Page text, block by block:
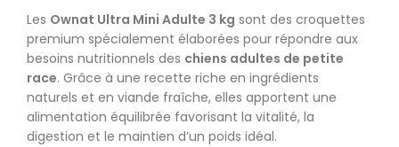
Les Ownat Ultra Mini Adulte 3 kg sont des croquettes
premium spécialement élaborées pour répondre aux
besoins nutritionnels des chiens adultes de petite
race. Grâce à une recette riche en ingrédients
naturels et en viande fraîche, elles apportent une
alimentation équilibrée favorisant la vitalité, la
digestion et le maintien d’un poids idéal.